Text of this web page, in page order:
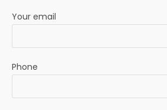
Your email
Phone